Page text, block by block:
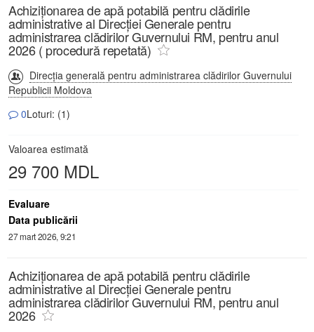
Achiziționarea de apă potabilă pentru clădirile
administrative al Direcției Generale pentru
administrarea clădirilor Guvernului RM, pentru anul
2026 ( procedură repetată)
Direcția generală pentru administrarea clădirilor Guvernului
Republicii Moldova
0Loturi: (1)
Valoarea estimată
29 700 MDL
Evaluare
Data publicării
27 mart 2026, 9:21
Achiziționarea de apă potabilă pentru clădirile
administrative al Direcției Generale pentru
administrarea clădirilor Guvernului RM, pentru anul
2026